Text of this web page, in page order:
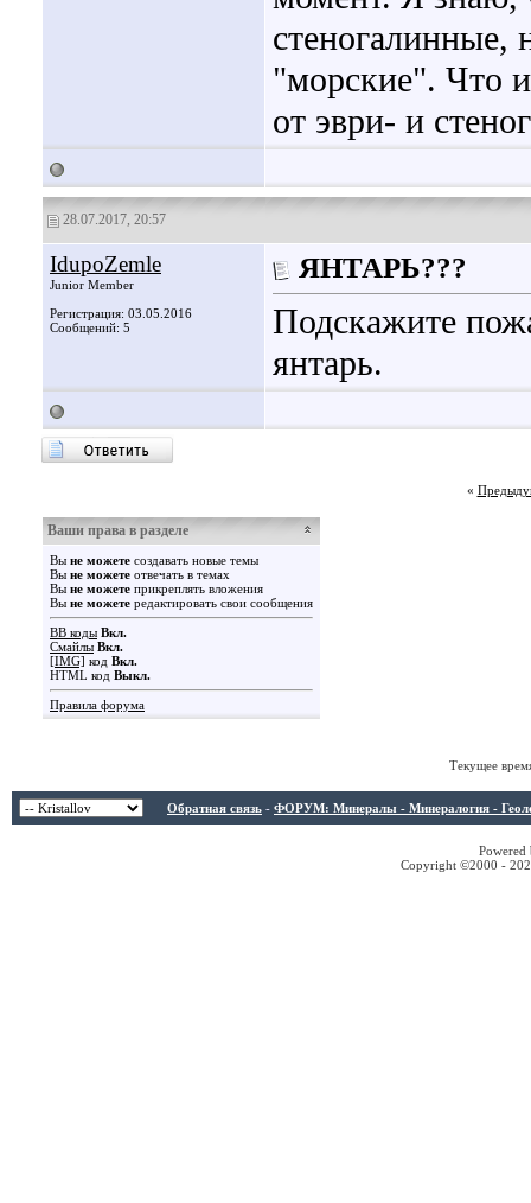
стеногалинные,
"морские". Что
от эври- и
28.07.2017, 20:57
IdupoZemle
Junior Member
Регистрация: 03.05.2016
Сообщений: 5
ЯНТАРЬ???
Подскажите
янтарь.
«
Ваши права в разделе
Вы не можете создавать новые темы
Вы не можете отвечать в темах
Вы не можете прикреплять вложения
Вы не можете редактировать свои сообщения
BB коды Вкл.
Смайлы Вкл.
[IMG] код Вкл.
HTML код Выкл.
Правила форума
Текущее
Обратная связь - ФОРУМ: Минералы - Минералогия -
Copyright ©2000 -